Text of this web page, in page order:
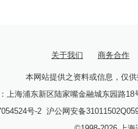
关于我们 商务合作
本网站提供之资料或信息，仅
上海浦东新区陆家嘴金融城东园路18
号-2 沪公网安备